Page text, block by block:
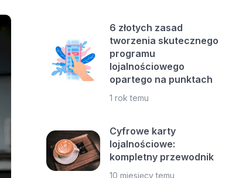
6 złotych zasad
tworzenia skutecznego
programu
lojalnościowego
opartego na punktach
1 rok temu
Cyfrowe karty
lojalnościowe:
kompletny przewodnik
10 miesięcy temu